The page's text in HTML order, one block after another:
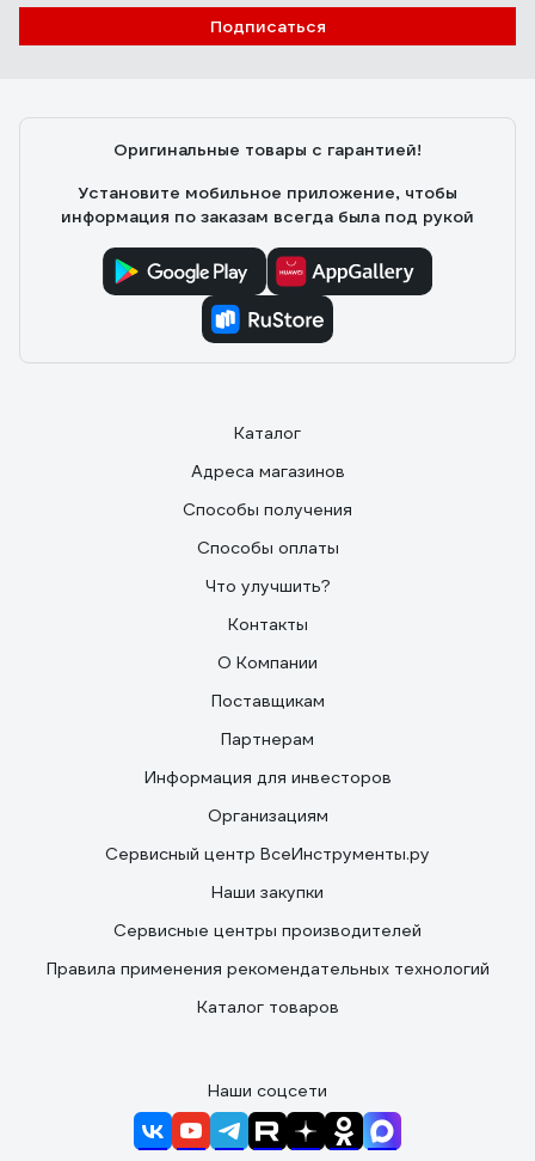
Подписаться
Оригинальные товары с гарантией!
Установите мобильное приложение, чтобы
информация по заказам всегда была под рукой
Каталог
Адреса магазинов
Способы получения
Способы оплаты
Что улучшить?
Контакты
О Компании
Поставщикам
Партнерам
Информация для инвесторов
Организациям
Сервисный центр ВсеИнструменты.ру
Наши закупки
Сервисные центры производителей
Правила применения рекомендательных технологий
Каталог товаров
Наши соцсети